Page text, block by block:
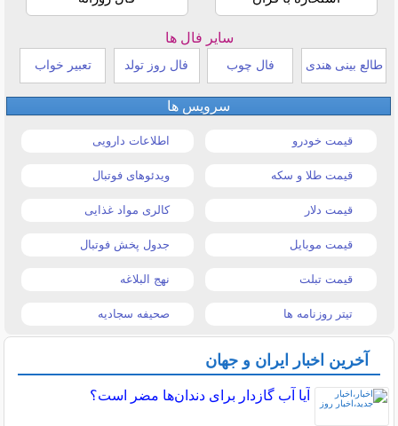
سایر فال ها
طالع بینی هندی فال چوب فال روز تولد تعبیر خواب
سرویس ها
قیمت خودرو اطلاعات دارویی
قیمت طلا و سکه ویدئوهای فوتبال
قیمت دلار کالری مواد غذایی
قیمت موبایل جدول پخش فوتبال
قیمت تبلت نهج البلاغه
تیتر روزنامه ها صحیفه سجادیه
آخرین اخبار ایران و جهان
آیا آب گازدار برای دندان‌ها مضر است؟